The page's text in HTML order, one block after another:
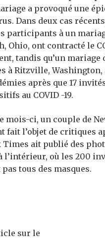
a provoqué une
Dans deux cas
participants à un
Ohio, ont contracté le
tandis qu’un mariage
à Ritzville, Washington,
après que 17
au COVID -19.
mois-ci, un couple de
fait l’objet de critiques
Times ait publié des
l’intérieur, où les 200
tous des masques.
sur le